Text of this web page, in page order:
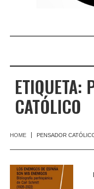
ETIQUETA:
CATÓLICO
HOME PENSADOR